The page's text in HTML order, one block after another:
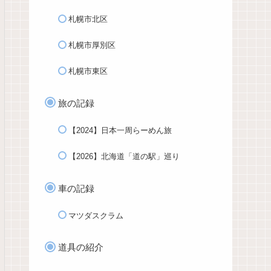
札幌市北区
札幌市厚別区
札幌市東区
旅の記録
【2024】日本一周らーめん旅
【2026】北海道「道の駅」巡り
車の記録
マツダスクラム
道具の紹介